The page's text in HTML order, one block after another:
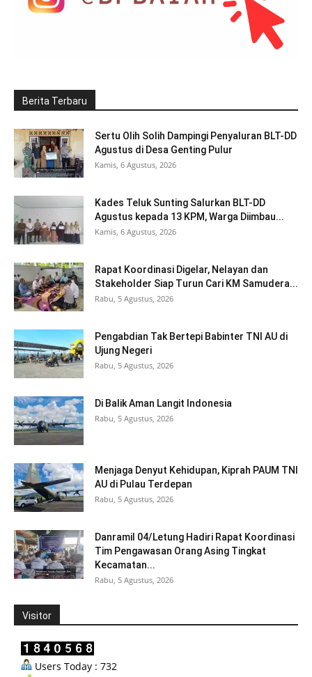
Berita Terbaru
Sertu Olih Solih Dampingi Penyaluran BLT-DD
Agustus di Desa Genting Pulur
Kamis, 6 Agustus, 2026
Kades Teluk Sunting Salurkan BLT-DD
Agustus kepada 13 KPM, Warga Diimbau...
Kamis, 6 Agustus, 2026
Rapat Koordinasi Digelar, Nelayan dan
Stakeholder Siap Turun Cari KM Samudera...
Rabu, 5 Agustus, 2026
Pengabdian Tak Bertepi Babinter TNI AU di
Ujung Negeri
Rabu, 5 Agustus, 2026
Di Balik Aman Langit Indonesia
Rabu, 5 Agustus, 2026
Menjaga Denyut Kehidupan, Kiprah PAUM TNI
AU di Pulau Terdepan
Rabu, 5 Agustus, 2026
Danramil 04/Letung Hadiri Rapat Koordinasi
Tim Pengawasan Orang Asing Tingkat
Kecamatan...
Rabu, 5 Agustus, 2026
Visitor
Users Today : 732